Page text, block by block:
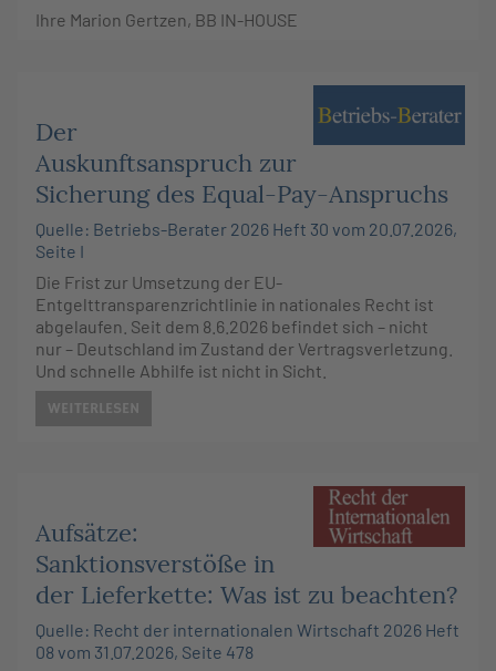
Ihre Marion Gertzen, BB IN-HOUSE
Der
Auskunftsanspruch zur
Sicherung des Equal-Pay-Anspruchs
Quelle: Betriebs-Berater 2026 Heft 30 vom 20.07.2026,
Seite I
Die Frist zur Umsetzung der EU-
Entgelttransparenzrichtlinie in nationales Recht ist
abgelaufen. Seit dem 8.6.2026 befindet sich – nicht
nur – Deutschland im Zustand der Vertragsverletzung.
Und schnelle Abhilfe ist nicht in Sicht.
WEITERLESEN
Aufsätze:
Sanktionsverstöße in
der Lieferkette: Was ist zu beachten?
Quelle: Recht der internationalen Wirtschaft 2026 Heft
08 vom 31.07.2026, Seite 478